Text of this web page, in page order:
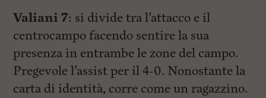
Valiani 7: si divide tra l’attacco e il
centrocampo facendo sentire la sua
presenza in entrambe le zone del campo.
Pregevole l’assist per il 4-0. Nonostante la
carta di identità, corre come un ragazzino.